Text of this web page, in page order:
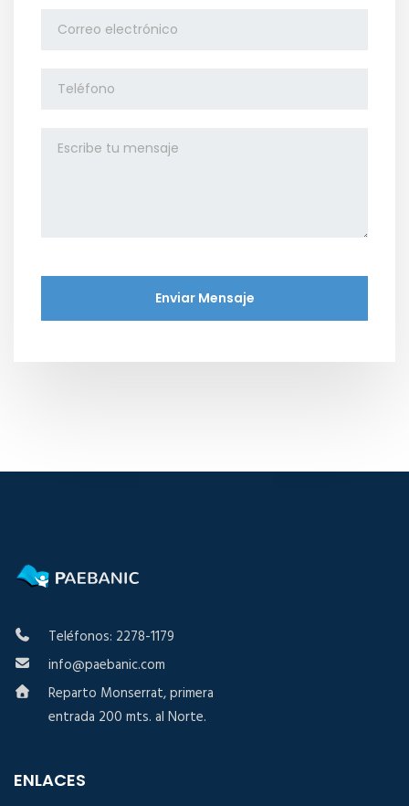
Teléfonos: 2278-1179
info@paebanic.com
Reparto Monserrat, primera
entrada 200 mts. al Norte.
ENLACES